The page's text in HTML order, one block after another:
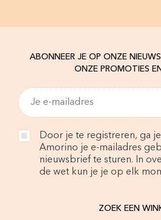
ABONNEER JE OP ONZE
ONZE PROMOTIES
Door je te registreren, ga
Amorino je e-mailadres
nieuwsbrief te sturen. In
de wet kun je je op elk
ZOEK EEN